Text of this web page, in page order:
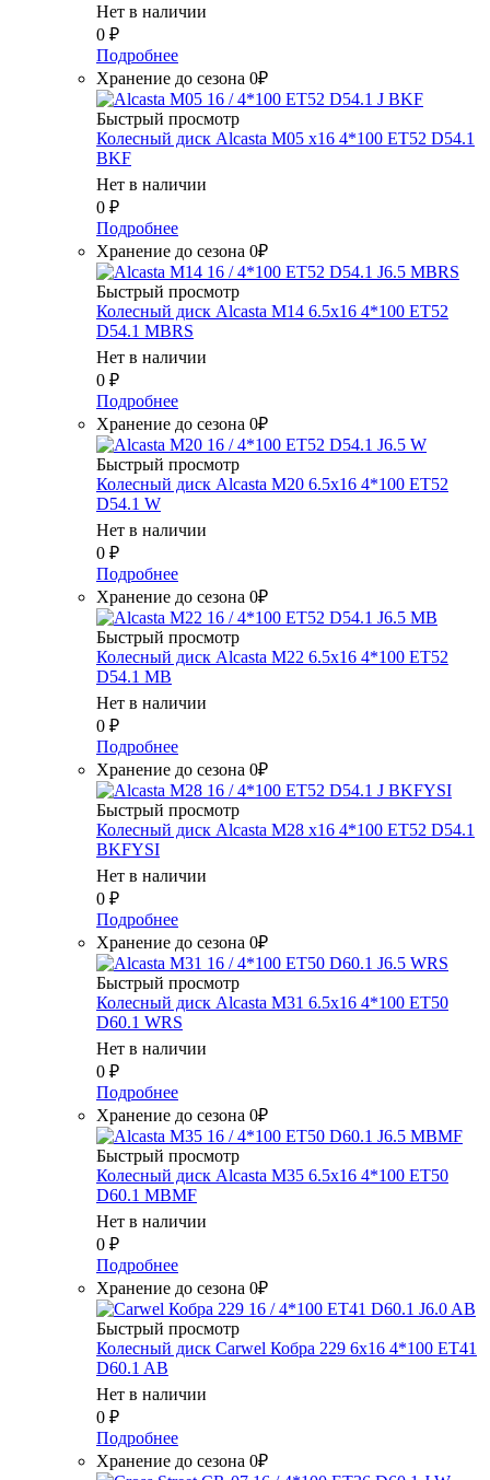
Нет в наличии
0 ₽
Подробнее
Хранение до сезона 0₽
Быстрый просмотр
Колесный диск Alcasta M05 x16 4*100 ET52 D54.1
BKF
Нет в наличии
0 ₽
Подробнее
Хранение до сезона 0₽
Быстрый просмотр
Колесный диск Alcasta M14 6.5x16 4*100 ET52
D54.1 MBRS
Нет в наличии
0 ₽
Подробнее
Хранение до сезона 0₽
Быстрый просмотр
Колесный диск Alcasta M20 6.5x16 4*100 ET52
D54.1 W
Нет в наличии
0 ₽
Подробнее
Хранение до сезона 0₽
Быстрый просмотр
Колесный диск Alcasta M22 6.5x16 4*100 ET52
D54.1 MB
Нет в наличии
0 ₽
Подробнее
Хранение до сезона 0₽
Быстрый просмотр
Колесный диск Alcasta M28 x16 4*100 ET52 D54.1
BKFYSI
Нет в наличии
0 ₽
Подробнее
Хранение до сезона 0₽
Быстрый просмотр
Колесный диск Alcasta M31 6.5x16 4*100 ET50
D60.1 WRS
Нет в наличии
0 ₽
Подробнее
Хранение до сезона 0₽
Быстрый просмотр
Колесный диск Alcasta M35 6.5x16 4*100 ET50
D60.1 MBMF
Нет в наличии
0 ₽
Подробнее
Хранение до сезона 0₽
Быстрый просмотр
Колесный диск Carwel Кобра 229 6x16 4*100 ET41
D60.1 AB
Нет в наличии
0 ₽
Подробнее
Хранение до сезона 0₽